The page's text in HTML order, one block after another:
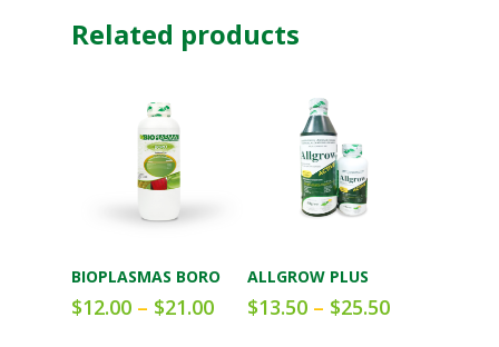
Related products
Añadir al carrito
BIOPLASMAS BORO
$12.00 – $21.00
Añadir al carrito
ALLGROW PLUS
$13.50– $25.50